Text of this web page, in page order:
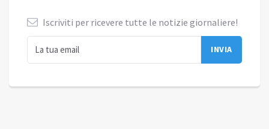
Iscriviti per ricevere tutte le notizie giornaliere!